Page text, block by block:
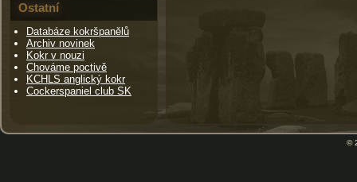
Ostatní
Databáze kokršpanělů
Archiv novinek
Kokr v nouzi
Chováme poctivě
KCHLS anglický kokr
Cockerspaniel club SK
©